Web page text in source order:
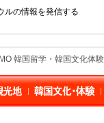
ルの情報を発信する
韓国留学・韓国文化体